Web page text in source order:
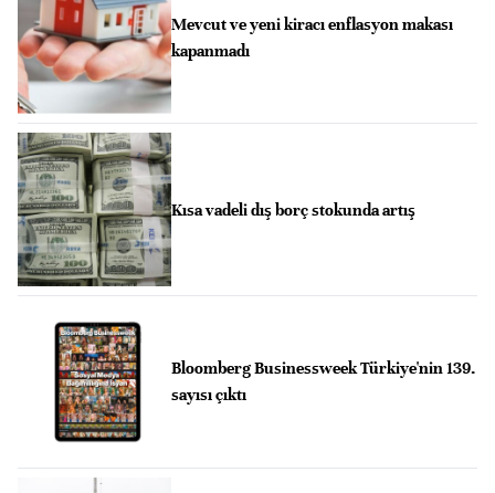
Mevcut ve yeni kiracı enflasyon makası
kapanmadı
Kısa vadeli dış borç stokunda artış
Bloomberg Businessweek Türkiye'nin 139.
sayısı çıktı